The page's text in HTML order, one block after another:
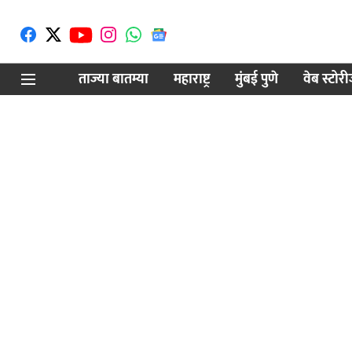
ताज्या बातम्या महाराष्ट्र मुंबई पुणे वेब